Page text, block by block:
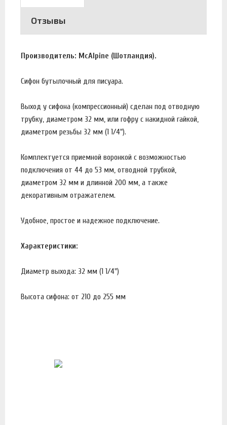
Отзывы
Производитель: McAlpine (Шотландия).
Сифон бутылочный для писуара.
Выход у сифона (компрессионный) сделан под отводную
трубку, диаметром 32 мм, или гофру с накидной гайкой,
диаметром резьбы 32 мм (1 1/4").
Комплектуется приемной воронкой с возможностью
подключения от 44 до 53 мм, отводной трубкой,
диаметром 32 мм и длинной 200 мм, а также
декоративным отражателем.
Удобное, простое и надежное подключение.
Характеристики:
Диаметр выхода: 32 мм (1 1/4")
Высота сифона: от 210 до 255 мм